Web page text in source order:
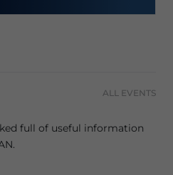
ALL EVENTS
full of useful information